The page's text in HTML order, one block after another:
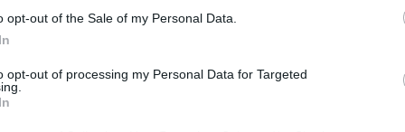
opt-out of the Sale of my Personal Data.
opt-out of processing my Personal Data for Targeted
Warszawa w